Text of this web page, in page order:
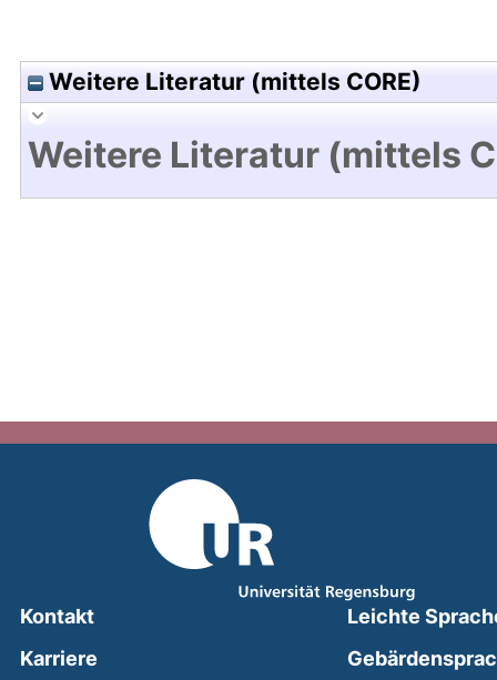
Weitere Literatur (mittels CORE)
Weitere Literatur (mittels
Kontakt
Karriere
Leichte